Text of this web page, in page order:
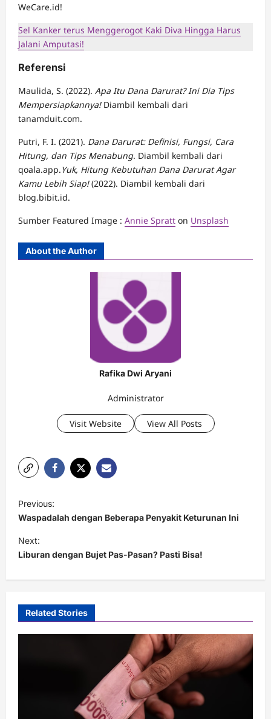
WeCare.id!
Sel Kanker terus Menggerogot Kaki Diva Hingga Harus
Jalani Amputasi!
Referensi
Maulida, S. (2022). Apa Itu Dana Darurat? Ini Dia Tips
Mempersiapkannya!Diambil kembali dari
tanamduit.com.
Putri, F. I. (2021). Dana Darurat: Definisi, Fungsi, Cara
Hitung, dan Tips Menabung. Diambil kembali dari
qoala.app.Yuk, Hitung Kebutuhan Dana Darurat Agar
Kamu Lebih Siap!(2022). Diambil kembali dari
blog.bibit.id.
Sumber Featured Image : Annie Spratt on Unsplash
About the Author
Rafika Dwi Aryani
Administrator
Visit Website View All Posts
o
s
t
v
Previous:
Waspadalah dengan Beberapa Penyakit Keturunan Ini
Next:
Liburan dengan Bujet Pas-Pasan? Pasti Bisa!
Related Stories